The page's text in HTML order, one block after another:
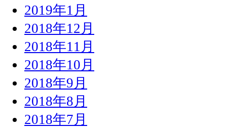
2019年1月
2018年12月
2018年11月
2018年10月
2018年9月
2018年8月
2018年7月